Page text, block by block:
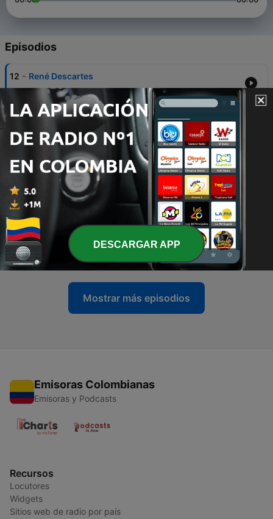
Episodios
12 - René Descartes
06 dic. 2021
11 - Santo Tomás de Aquino
19 nov. 2021
LA IMPORTANCIA DEL AUTOESTIMA Y LA
ACEPTACIÓN EN LAS RELACIONES DE PAREJA
9 - Autoestima y Autoconocimiento
27 oct. 2021
8 - Las Habilidades Sociales
20 oct. 2021
Mostrar más episodios
Emisoras Colombianas
Emisoras y Podcasts
Recursos
Locutores
Widgets
Sitios web de radio por país
DESCARGAR APP